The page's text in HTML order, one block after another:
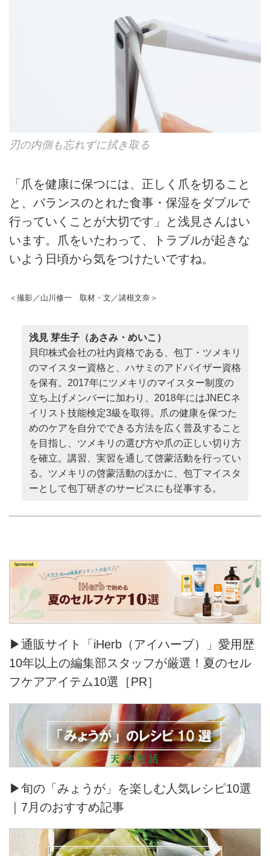
刃の内側も忘れずに拭き取る
「爪を健康に保つには、正しく爪を切ること
と、バランスのとれた食事・保湿をダブルで
行っていくことが大切です」と浅見さんはい
います。爪をいたわって、トラブルが起きな
いよう日頃から気をつけたいですね。
＜撮影／山川修一 取材・文／諸根文奈＞
浅見 芽生子（あさみ・めいこ）
貝印株式会社の社内資格である、包丁・ツメキリ
のマイスター資格と、ハサミのアドバイザー資格
を保有。2017年にツメキリのマイスター制度の
立ち上げメンバーに加わり、2018年にはJNECネ
イリスト技能検定3級を取得。爪の健康を保つた
めのケアを自分でできる方法を広く普及すること
を目指し、ツメキリの選び方や爪の正しい切り方
を確立。講習、実習を通して啓蒙活動を行ってい
る。ツメキリの啓蒙活動のほかに、包丁マイスタ
ーとして包丁研ぎのサービスにも従事する。
▶通販サイト「iHerb（アイハーブ）」愛用歴
10年以上の編集部スタッフが厳選！夏のセル
フケアアイテム10選［PR］
▶旬の「みょうが」を楽しむ人気レシピ10選
｜7月のおすすめ記事